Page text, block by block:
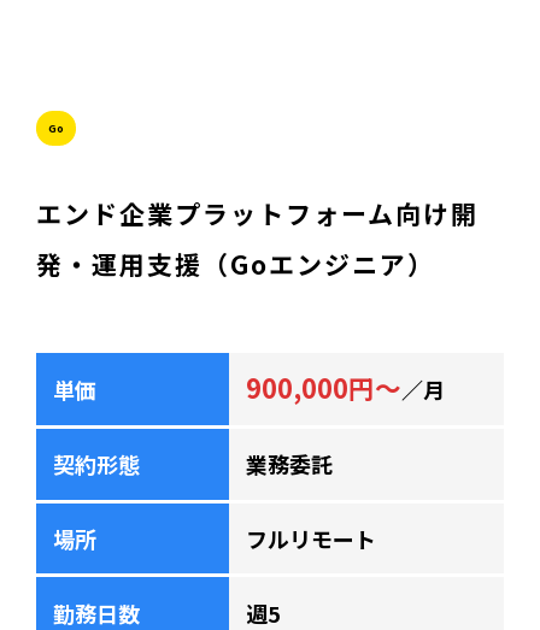
Go
エンド企業プラットフォーム向け開
発・運用支援（Goエンジニア）
単価 900,000円～／月
契約形態 業務委託
場所 フルリモート
勤務日数 週5